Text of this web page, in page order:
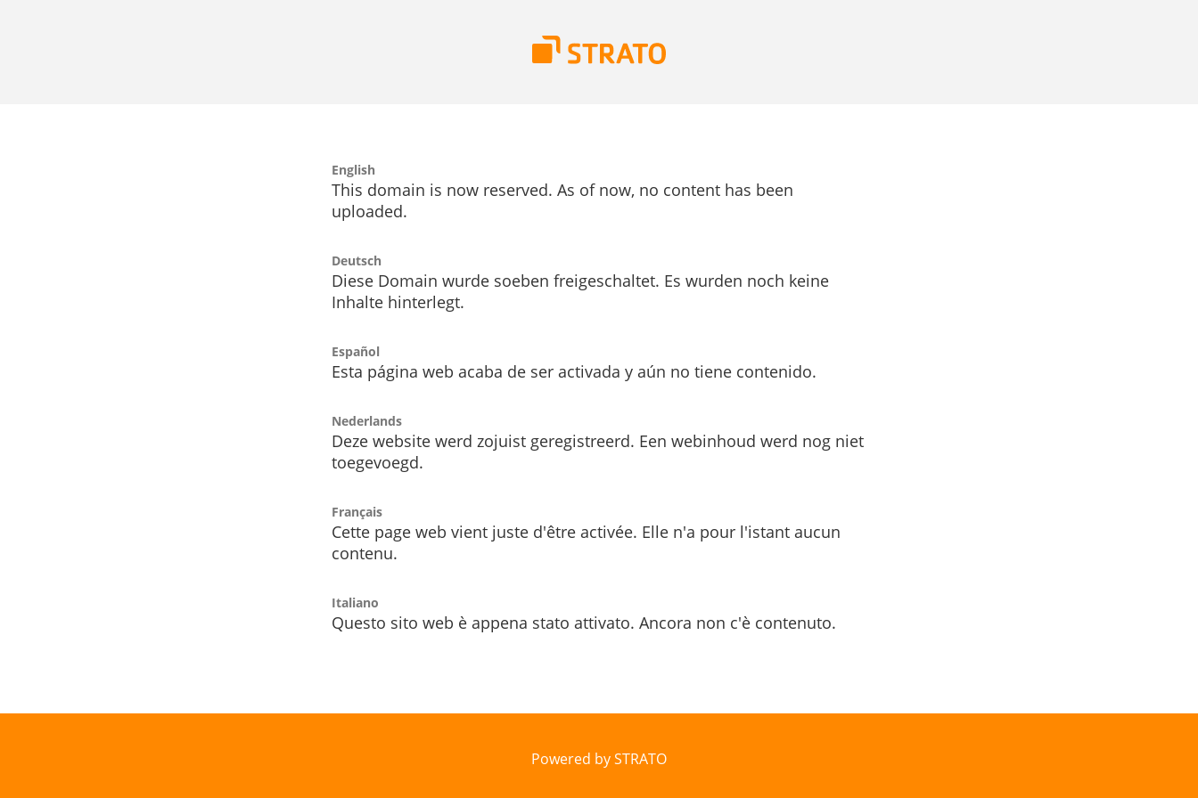
English
This domain is now reserved. As of now, no content has been
uploaded.
Deutsch
Diese Domain wurde soeben freigeschaltet. Es wurden noch keine
Inhalte hinterlegt.
Español
Esta página web acaba de ser activada y aún no tiene contenido.
Nederlands
Deze website werd zojuist geregistreerd. Een webinhoud werd nog niet
toegevoegd.
Français
Cette page web vient juste d'être activée. Elle n'a pour l'istant aucun
contenu.
Italiano
Questo sito web è appena stato attivato. Ancora non c'è contenuto.
Powered by STRATO